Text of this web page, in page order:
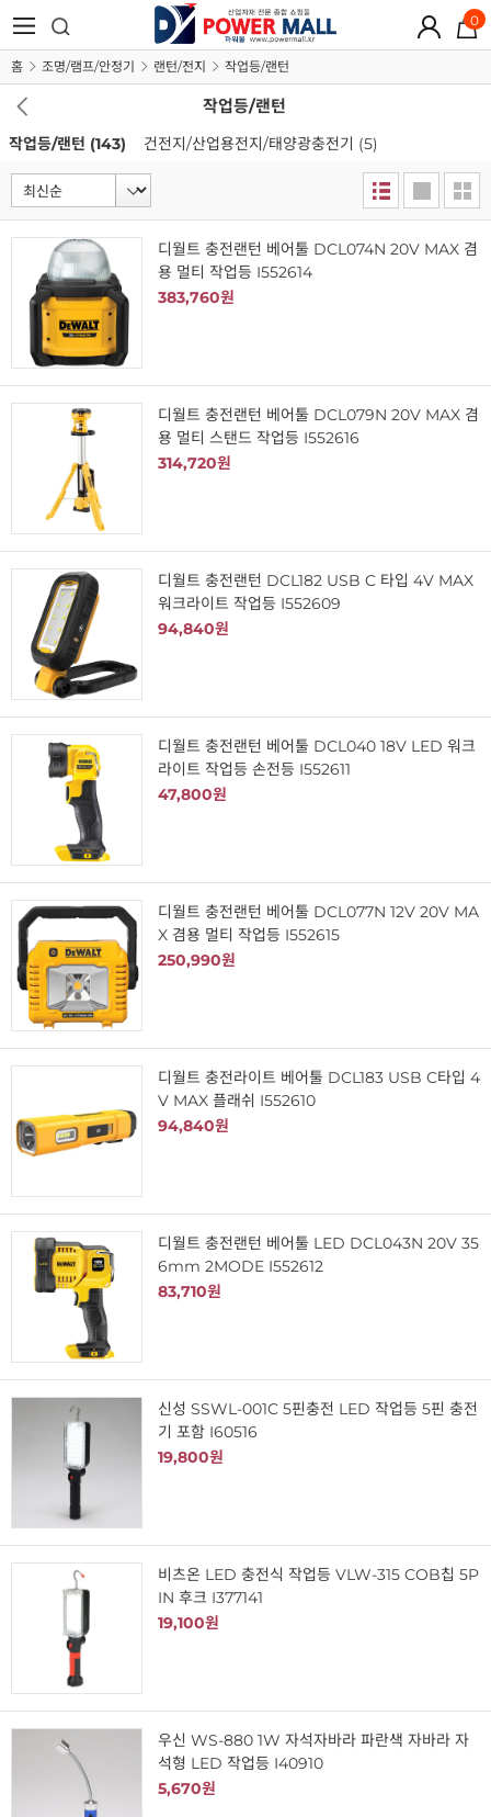
0
홈 조명/램프/안정기 랜턴/전지 작업등/랜턴
작업등/랜턴
작업등/랜턴 (143) 건전지/산업용전지/태양광충전기 (5)
디월트 충전랜턴 베어툴 DCL074N 20V MAX 겸
용 멀티 작업등 I552614
383,760원
디월트 충전랜턴 베어툴 DCL079N 20V MAX 겸
용 멀티 스탠드 작업등 I552616
314,720원
디월트 충전랜턴 DCL182 USB C 타입 4V MAX
워크라이트 작업등 I552609
94,840원
디월트 충전랜턴 베어툴 DCL040 18V LED 워크
라이트 작업등 손전등 I552611
47,800원
디월트 충전랜턴 베어툴 DCL077N 12V 20V MA
X 겸용 멀티 작업등 I552615
250,990원
디월트 충전라이트 베어툴 DCL183 USB C타입 4
V MAX 플래쉬 I552610
94,840원
디월트 충전랜턴 베어툴 LED DCL043N 20V 35
6mm 2MODE I552612
83,710원
신성 SSWL-001C 5핀충전 LED 작업등 5핀 충전
기 포함 I60516
19,800원
비츠온 LED 충전식 작업등 VLW-315 COB칩 5P
IN 후크 I377141
19,100원
우신 WS-880 1W 자석자바라 파란색 자바라 자
석형 LED 작업등 I40910
5,670원